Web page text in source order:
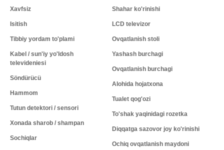
Xavfsiz
Isitish
Tibbiy yordam to'plami
Kabel / sun'iy yo'ldosh
televideniesi
Söndürücü
Hammom
Tutun detektori / sensori
Xonada sharob / shampan
Sochiqlar
Shahar ko'rinishi
LCD televizor
Ovqatlanish stoli
Yashash burchagi
Ovqatlanish burchagi
Alohida hojatxona
Tualet qog'ozi
To'shak yaqinidagi rozetka
Diqqatga sazovor joy ko'rinishi
Ochiq ovqatlanish maydoni